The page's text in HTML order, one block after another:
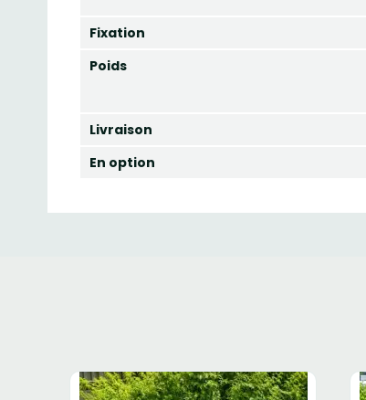
Fixation
Poids
Livraison
En option